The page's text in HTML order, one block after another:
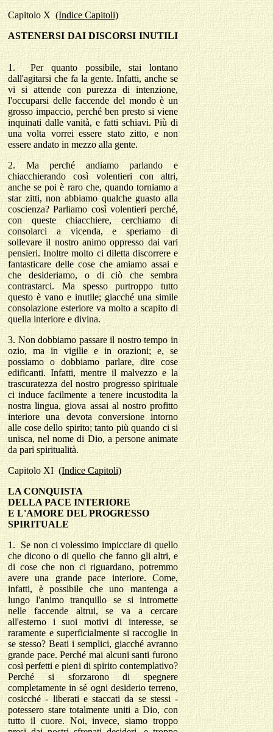
Capitolo X (Indice Capitoli)
ASTENERSI DAI DISCORSI INUTILI
1.
Per quanto possibile, stai lontano
dall'agitarsi che fa la gente. Infatti, anche se
vi si attende con purezza di intenzione,
l'occuparsi delle faccende del mondo è un
grosso impaccio, perché ben presto si viene
inquinati dalle vanità, e fatti schiavi. Più di
una volta vorrei essere stato zitto, e non
essere andato in mezzo alla gente.
2.
Ma perché andiamo parlando e
chiacchierando così volentieri con altri,
anche se poi è raro che, quando torniamo a
star zitti, non abbiamo qualche guasto alla
coscienza? Parliamo così volentieri perché,
con queste chiacchiere, cerchiamo di
consolarci a vicenda, e speriamo di
sollevare il nostro animo oppresso dai vari
pensieri. Inoltre molto ci diletta discorrere e
fantasticare delle cose che amiamo assai e
che desideriamo, o di ciò che sembra
contrastarci. Ma spesso purtroppo tutto
questo è vano e inutile; giacché una simile
consolazione esteriore va molto a scapito di
quella interiore e divina.
3. Non dobbiamo passare il nostro tempo in
ozio, ma in vigilie e in orazioni; e, se
possiamo o dobbiamo parlare, dire cose
edificanti. Infatti, mentre il malvezzo e la
trascuratezza del nostro progresso spirituale
ci induce facilmente a tenere incustodita la
nostra lingua, giova assai al nostro profitto
interiore una devota conversione intorno
alle cose dello spirito; tanto più quando ci si
unisca, nel nome di Dio, a persone animate
da pari spiritualità.
CapitoloXI (Indice Capitoli)
LA CONQUISTA
DELLA PACE INTERIORE
E L'AMORE DEL PROGRESSO
SPIRITUALE
1.
Se non ci volessimo impicciare di quello
che dicono o di quello che fanno gli altri, e
di cose che non ci riguardano, potremmo
avere una grande pace interiore. Come,
infatti, è possibile che uno mantenga a
lungo l'animo tranquillo se si intromette
nelle faccende altrui, se va a cercare
all'esterno i suoi motivi di interesse, se
raramente e superficialmente si raccoglie in
se stesso? Beati i semplici, giacché avranno
grande pace. Perché mai alcuni santi furono
così perfetti e pieni di spirito contemplativo?
Perché si sforzarono di spegnere
completamente in sé ogni desiderio terreno,
cosicché - liberati e staccati da se stessi -
potessero stare totalmente uniti a Dio, con
tutto il cuore. Noi, invece, siamo troppo